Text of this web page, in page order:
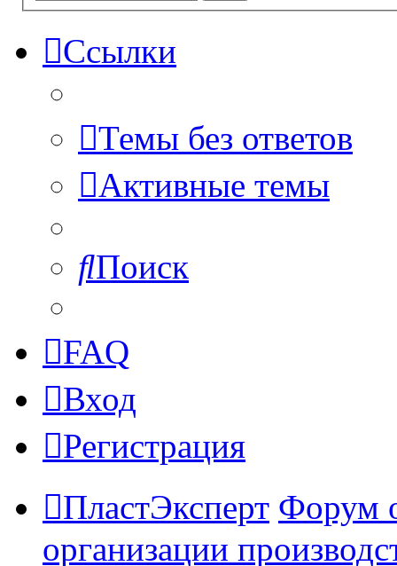
Ссылки
Темы без ответов
Активные темы
Поиск
FAQ
Вход
Регистрация
ПластЭксперт Форум
организации